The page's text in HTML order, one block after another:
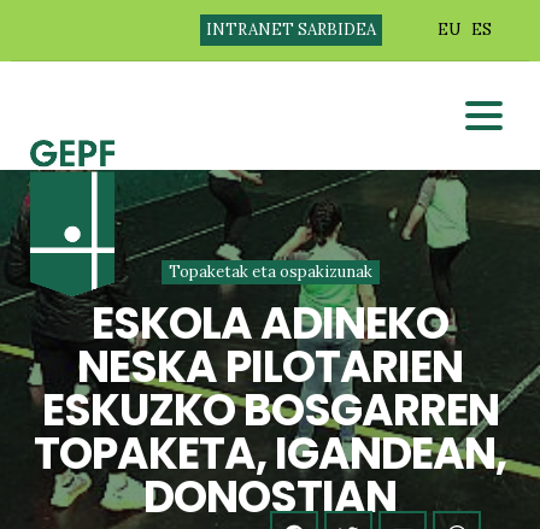
INTRANET SARBIDEA EU ES
Topaketak eta ospakizunak
ESKOLA ADINEKO
NESKA PILOTARIEN
ESKUZKO BOSGARREN
TOPAKETA, IGANDEAN,
DONOSTIAN